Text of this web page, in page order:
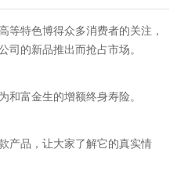
等特色博得众多消费者的关注，
司的新品推出而抢占市场。
和富金生的增额终身寿险。
产品，让大家了解它的真实情